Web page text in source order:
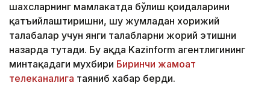
шахсларнинг мамлакатда бўлиш қоидаларини
қатъийлаштиришни, шу жумладан хорижий
талабалар учун янги талабларни жорий этишни
назарда тутади. Бу ҳақда Kazinform агентлигининг
минтақадаги мухбири Биринчи жамоат
телеканалига таяниб хабар берди.